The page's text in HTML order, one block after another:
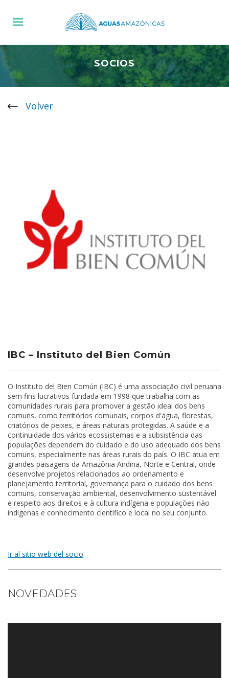
SOCIOS
Volver
IBC – Instituto del Bien Común
O Instituto del Bien Común (IBC) é uma associação civil peruana
sem fins lucrativos fundada em 1998 que trabalha com as
comunidades rurais para promover a gestão ideal dos bens
comuns, como territórios comunais, corpos d'água, florestas,
criatórios de peixes, e áreas naturais protegidas. A saúde e a
continuidade dos vários ecossistemas e a subsistência das
populações dependem do cuidado e do uso adequado dos bens
comuns, especialmente nas áreas rurais do país. O IBC atua em
grandes paisagens da Amazônia Andina, Norte e Central, onde
desenvolve projetos relacionados ao ordenamento e
planejamento territorial, governança para o cuidado dos bens
comuns, conservação ambiental, desenvolvimento sustentável
e respeito aos direitos e à cultura indígena e populações não
indígenas e conhecimento científico e local no seu conjunto.
Ir al sitio web del socio
NOVEDADES